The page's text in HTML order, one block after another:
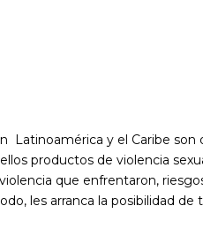
Latinoamérica y el Caribe
productos de violencia
que enfrentaron,
les arranca la posibilidad